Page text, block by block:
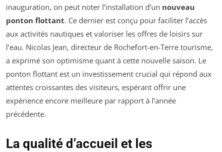
inauguration, on peut noter l’installation d’un nouveau
ponton flottant. Ce dernier est conçu pour faciliter l’accès
aux activités nautiques et valoriser les offres de loisirs sur
l’eau. Nicolas Jean, directeur de Rochefort-en-Terre tourisme,
a exprimé son optimisme quant à cette nouvelle saison. Le
ponton flottant est un investissement crucial qui répond aux
attentes croissantes des visiteurs, espérant offrir une
expérience encore meilleure par rapport à l’année
précédente.
La qualité d’accueil et les